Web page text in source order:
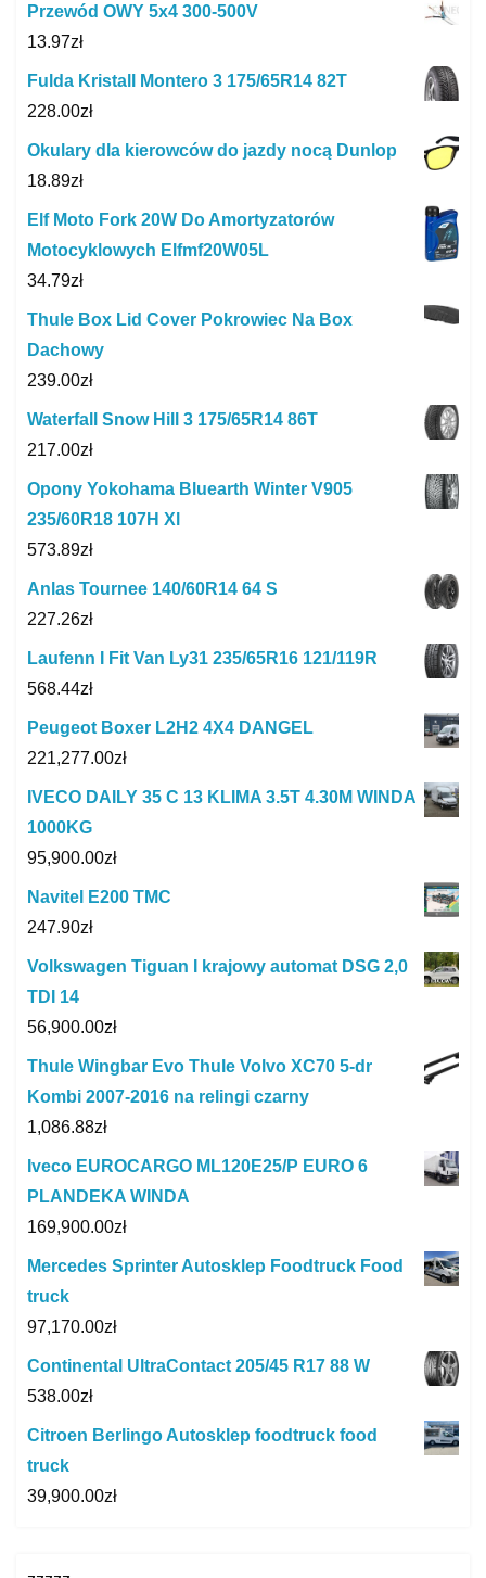
Przewód OWY 5x4 300-500V
13.97zł
Fulda Kristall Montero 3 175/65R14 82T
228.00zł
Okulary dla kierowców do jazdy nocą Dunlop
18.89zł
Elf Moto Fork 20W Do Amortyzatorów
Motocyklowych Elfmf20W05L
34.79zł
Thule Box Lid Cover Pokrowiec Na Box
Dachowy
239.00zł
Waterfall Snow Hill 3 175/65R14 86T
217.00zł
Opony Yokohama Bluearth Winter V905
235/60R18 107H Xl
573.89zł
Anlas Tournee 140/60R14 64 S
227.26zł
Laufenn I Fit Van Ly31 235/65R16 121/119R
568.44zł
Peugeot Boxer L2H2 4X4 DANGEL
221,277.00zł
IVECO DAILY 35 C 13 KLIMA 3.5T 4.30M WINDA
1000KG
95,900.00zł
Navitel E200 TMC
247.90zł
Volkswagen Tiguan I krajowy automat DSG 2,0
TDI 14
56,900.00zł
Thule Wingbar Evo Thule Volvo XC70 5-dr
Kombi 2007-2016 na relingi czarny
1,086.88zł
Iveco EUROCARGO ML120E25/P EURO 6
PLANDEKA WINDA
169,900.00zł
Mercedes Sprinter Autosklep Foodtruck Food
truck
97,170.00zł
Continental UltraContact 205/45 R17 88 W
538.00zł
Citroen Berlingo Autosklep foodtruck food
truck
39,900.00zł